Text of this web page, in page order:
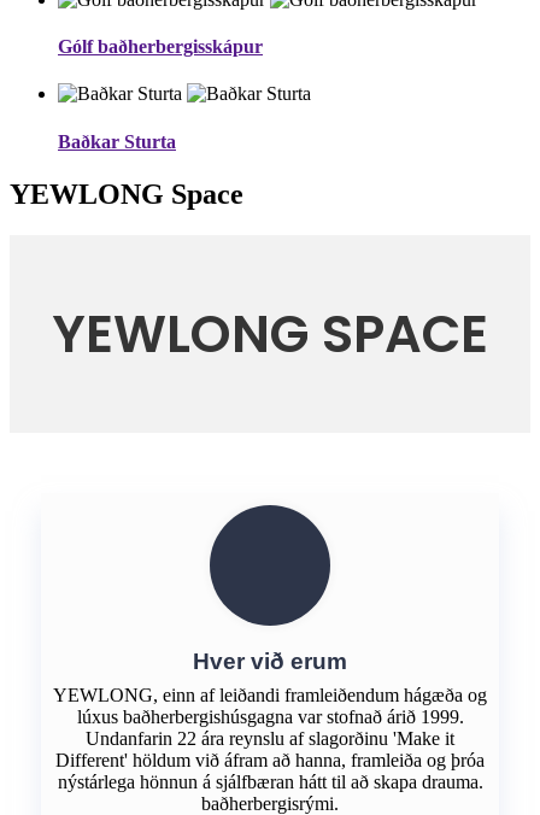
Gólf baðherbergisskápur
Baðkar Sturta
YEWLONG Space
YEWLONG SPACE
Hver við erum
YEWLONG, einn af leiðandi framleiðendum hágæða og
lúxus baðherbergishúsgagna var stofnað árið 1999.
Undanfarin 22 ára reynslu af slagorðinu 'Make it
Different' höldum við áfram að hanna, framleiða og þróa
nýstárlega hönnun á sjálfbæran hátt til að skapa drauma.
baðherbergisrými.